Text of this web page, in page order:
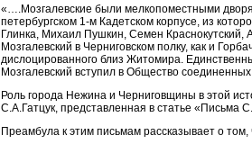
«….Мозгалевские были мелкопоместными
петербургском 1-м Кадетском корпусе, из
Глинка, Михаил Пушкин, Семен
Мозгалевский в Черниговском полку, как и
дислоцированного близ Житомира.
Мозгалевский вступил в Общество
Роль города Нежина и Черниговщины в этой
С.А.Гатцук, представленная в статье «Письма
Преамбула к этим письмам рассказывает о том,